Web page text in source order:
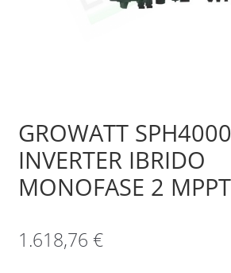
GROWATT
INVERTER IBRIDO
MONOFASE 2
1.618,76 €